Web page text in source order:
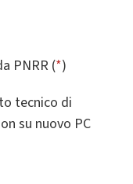
PNRR (*)
tecnico di
su nuovo PC